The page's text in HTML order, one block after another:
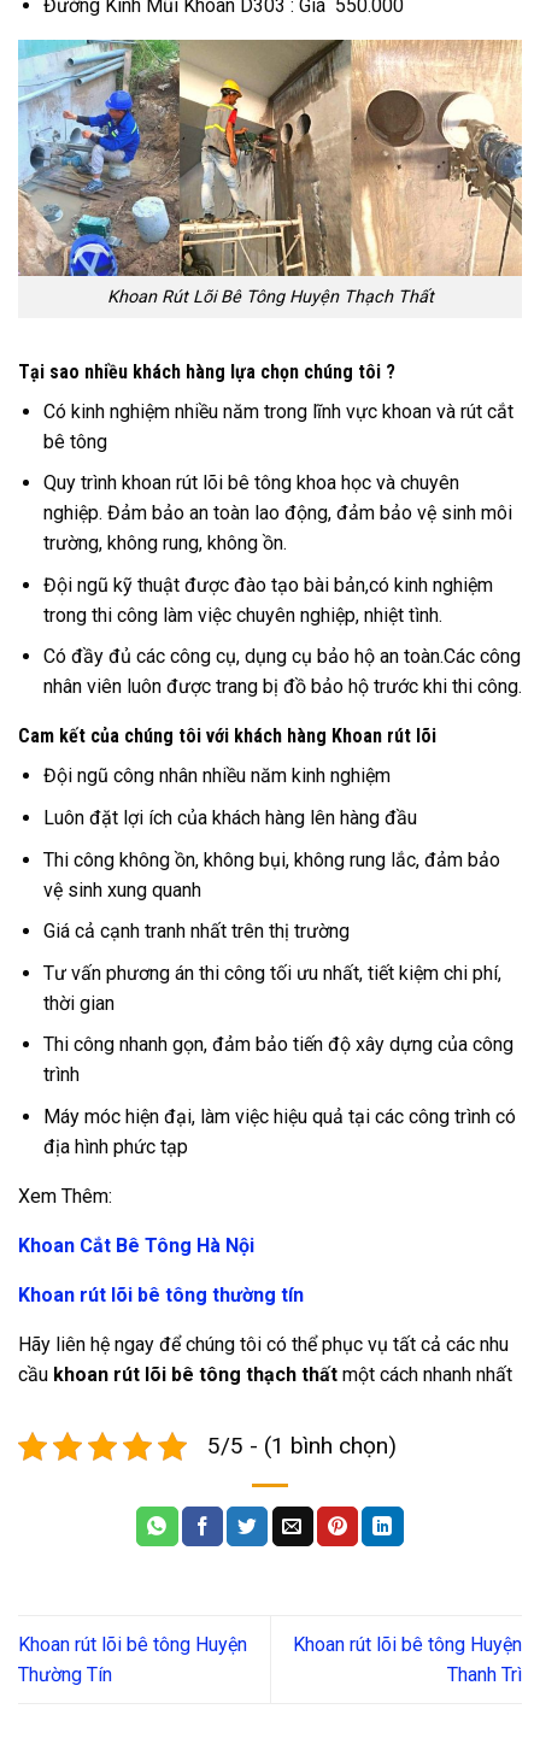
Đường Kính Mũi Khoan D303 : Giá 550.000
Khoan Rút Lõi Bê Tông Huyện Thạch Thất
Tại sao nhiều khách hàng lựa chọn chúng tôi ?
Có kinh nghiệm nhiều năm trong lĩnh vực khoan và rút cắt
bê tông
Quy trình khoan rút lõi bê tông khoa học và chuyên
nghiệp. Đảm bảo an toàn lao động, đảm bảo vệ sinh môi
trường, không rung, không ồn.
Đội ngũ kỹ thuật được đào tạo bài bản,có kinh nghiệm
trong thi công làm việc chuyên nghiệp, nhiệt tình.
Có đầy đủ các công cụ, dụng cụ bảo hộ an toàn.Các công
nhân viên luôn được trang bị đồ bảo hộ trước khi thi công.
Cam kết của chúng tôi với khách hàng Khoan rút lõi
Đội ngũ công nhân nhiều năm kinh nghiệm
Luôn đặt lợi ích của khách hàng lên hàng đầu
Thi công không ồn, không bụi, không rung lắc, đảm bảo
vệ sinh xung quanh
Giá cả cạnh tranh nhất trên thị trường
Tư vấn phương án thi công tối ưu nhất, tiết kiệm chi phí,
thời gian
Thi công nhanh gọn, đảm bảo tiến độ xây dựng của công
trình
Máy móc hiện đại, làm việc hiệu quả tại các công trình có
địa hình phức tạp
Xem Thêm:
Khoan Cắt Bê Tông Hà Nội
Khoan rút lõi bê tông thường tín
Hãy liên hệ ngay để chúng tôi có thể phục vụ tất cả các nhu
cầu khoan rút lõi bê tông thạch thất một cách nhanh nhất
5/5 - (1 bình chọn)
Khoan rút lõi bê tông Huyện
Thường Tín
Khoan rút lõi bê tông Huyện
Thanh Trì